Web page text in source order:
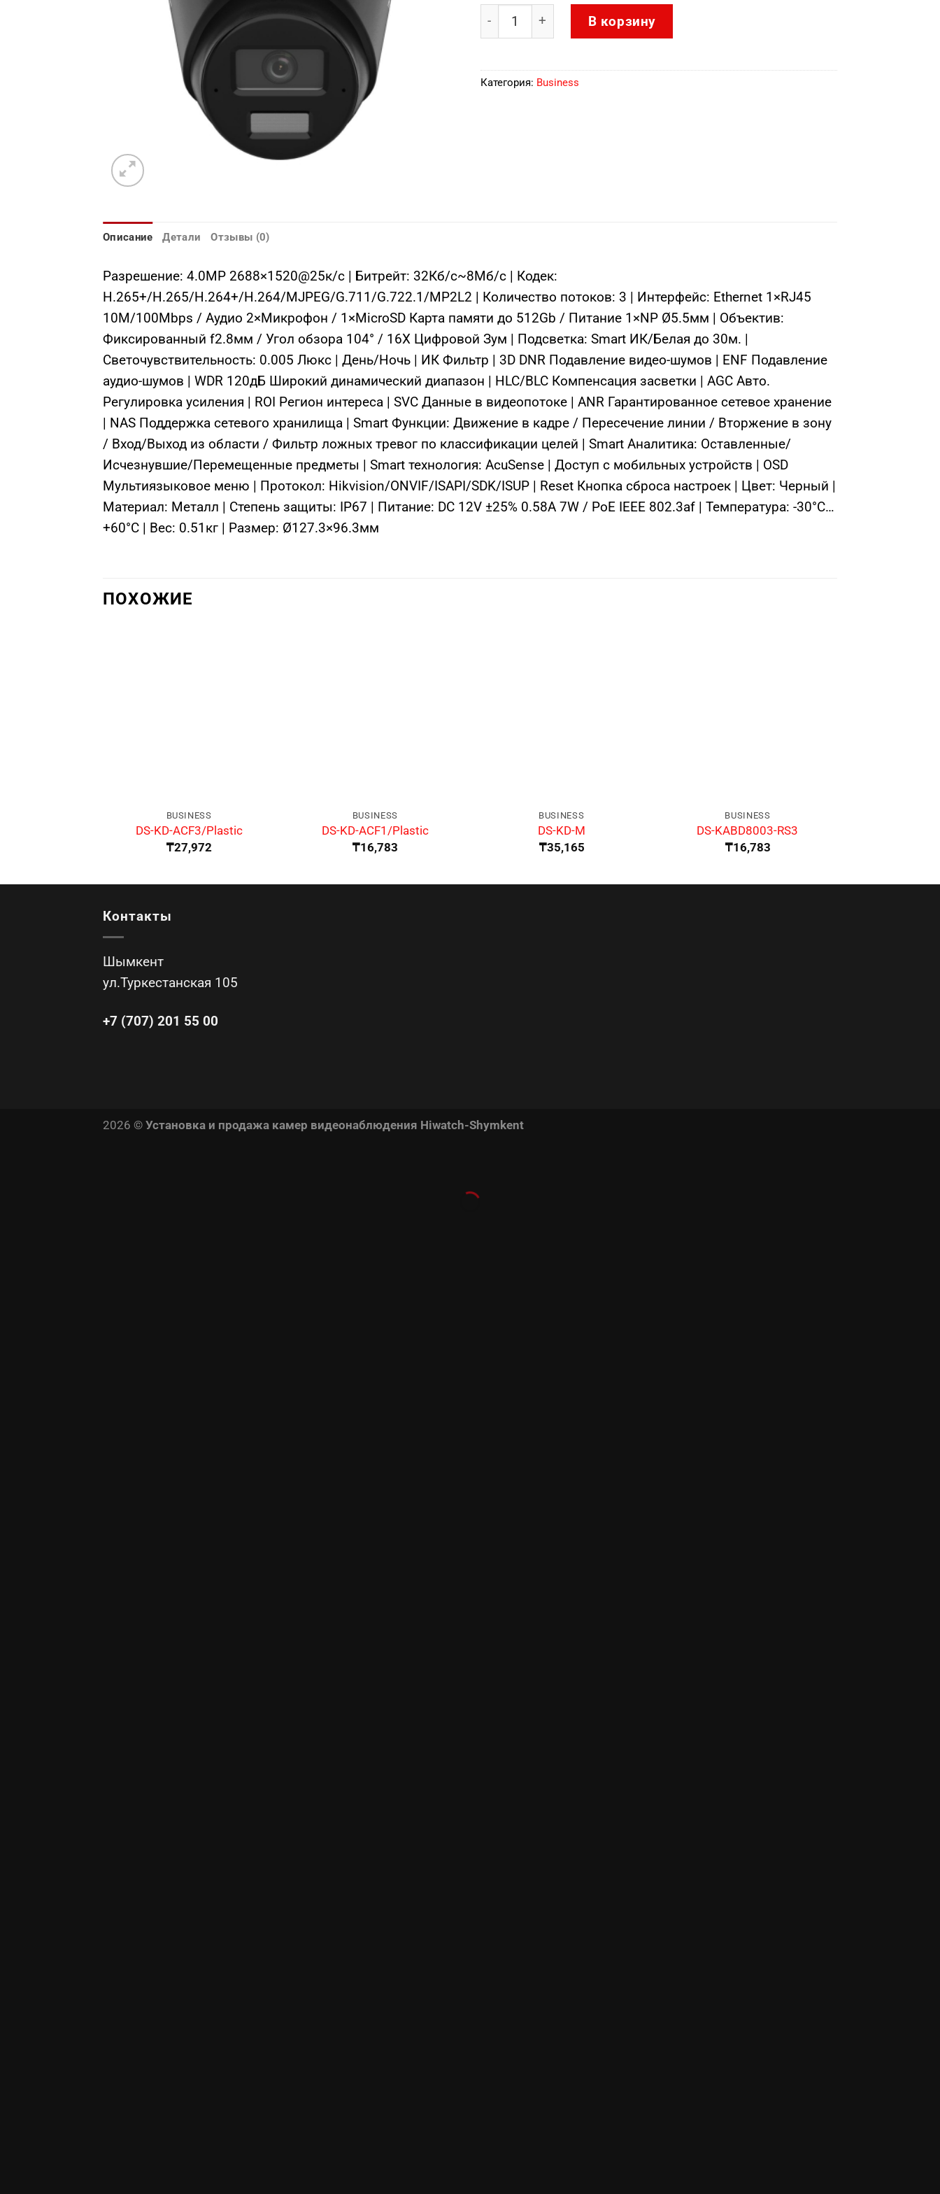
Количество товара DS-2CD2343G2-LI2U(BLACK) (2.8mm)
В корзину
Категория: Business
Описание Детали Отзывы (0)
Разрешение: 4.0МР 2688×1520@25к/с | Битрейт: 32Кб/с~8Мб/с | Кодек:
H.265+/H.265/H.264+/H.264/MJPEG/G.711/G.722.1/MP2L2 | Количество потоков: 3 | Интерфейс: Ethernet 1×RJ45
10M/100Mbps / Аудио 2×Микрофон / 1×MicroSD Карта памяти до 512Gb / Питание 1×NP Ø5.5мм | Объектив:
Фиксированный f2.8мм / Угол обзора 104° / 16X Цифровой Зум | Подсветка: Smart ИК/Белая до 30м. |
Светочувствительность: 0.005 Люкс | День/Ночь | ИК Фильтр | 3D DNR Подавление видео-шумов | ENF Подавление
аудио-шумов | WDR 120дБ Широкий динамический диапазон | HLC/BLC Компенсация засветки | AGC Авто.
Регулировка усиления | ROI Регион интереса | SVC Данные в видеопотоке | ANR Гарантированное сетевое хранение
| NAS Поддержка сетевого хранилища | Smart Функции: Движение в кадре / Пересечение линии / Вторжение в зону
/ Вход/Выход из области / Фильтр ложных тревог по классификации целей | Smart Аналитика: Оставленные/
Исчезнувшие/Перемещенные предметы | Smart технология: AcuSense | Доступ с мобильных устройств | OSD
Мультиязыковое меню | Протокол: Hikvision/ONVIF/ISAPI/SDK/ISUP | Reset Кнопка сброса настроек | Цвет: Черный |
Материал: Металл | Степень защиты: IP67 | Питание: DC 12V ±25% 0.58A 7W / PoE IEEE 802.3af | Температура: -30°C…
+60°C | Вес: 0.51кг | Размер: Ø127.3×96.3мм
ПОХОЖИЕ
BUSINESS
DS-KD-ACF3/Plastic
₸27,972
BUSINESS
DS-KD-ACF1/Plastic
₸16,783
BUSINESS
DS-KD-M
₸35,165
BUSINESS
DS-KABD8003-RS3
₸16,783
Контакты
Шымкент
ул.Туркестанская 105
+7 (707) 201 55 00
2026 © Установка и продажа камер видеонаблюдения Hiwatch-Shymkent